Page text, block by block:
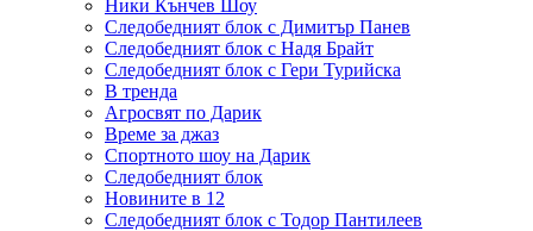
Ники Кънчев Шоу
Следобедният блок с Димитър Панев
Следобедният блок с Надя Брайт
Следобедният блок с Гери Турийска
В тренда
Агросвят по Дарик
Време за джаз
Спортното шоу на Дарик
Следобедният блок
Новините в 12
Следобедният блок с Тодор Пантилеев